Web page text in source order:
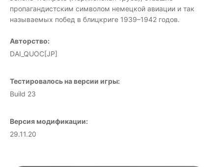
пропагандистским символом немецкой авиации и так
называемых побед в блицкриге 1939–1942 годов.
Авторство:
DAI_QUOC[JP]
Тестировалось на версии игры:
Build 23
Версия модификации:
29.11.20